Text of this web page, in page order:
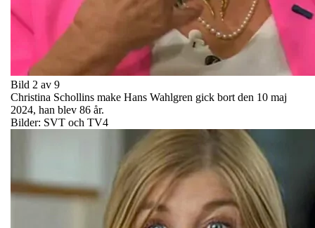
Bild 2 av 9
Christina Schollins make Hans Wahlgren gick bort den 10 maj
2024, han blev 86 år.
Bilder: SVT och TV4